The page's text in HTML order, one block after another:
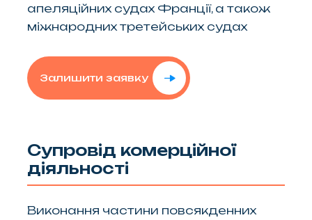
апеляційних судах Франції, а також
міжнародних третейських судах
Залишити заявку
Супровід комерційної
діяльності
Виконання частини повсякденних